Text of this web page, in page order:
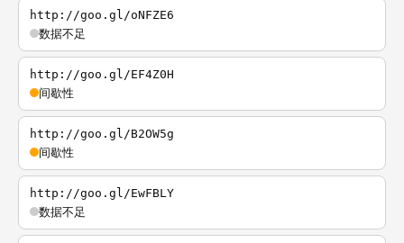
http://goo.gl/oNFZE6
数据不足
http://goo.gl/EF4Z0H
间歇性
http://goo.gl/B2OW5g
间歇性
http://goo.gl/EwFBLY
数据不足